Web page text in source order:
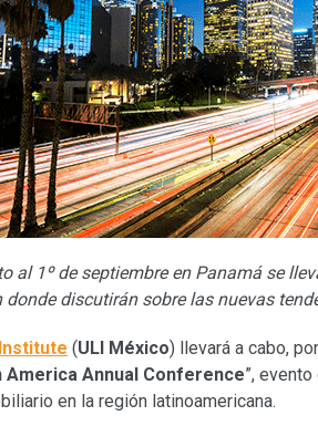
al 1º de septiembre en Panamá se
donde discutirán sobre las nuevas
(ULI México) llevará a cabo,
America Annual Conference”,
en la región latinoamericana.